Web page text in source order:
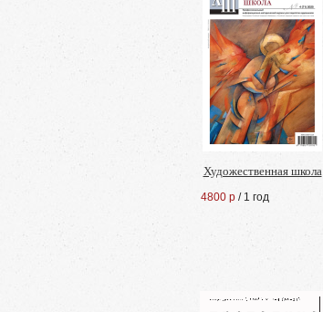
Художественная школа
4800 р / 1 год